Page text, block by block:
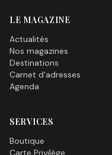
LE MAGAZINE
Actualités
Nos magazines
Destinations
Carnet d'adresses
Agenda
SERVICES
Boutique
Carte Privilège